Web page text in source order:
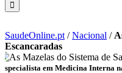
SaudeOnline.pt /Nacional /
Escancaradas
Especialista em Medicina Interna